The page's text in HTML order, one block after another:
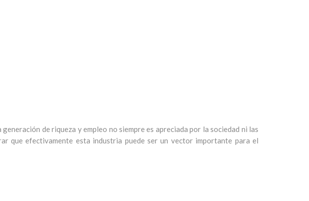
de riqueza y empleo no siempre es apreciada por la sociedad ni las
que efectivamente esta industria puede ser un vector importante para el